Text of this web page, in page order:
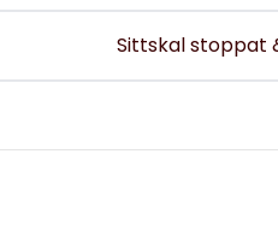
Sittskal stoppat